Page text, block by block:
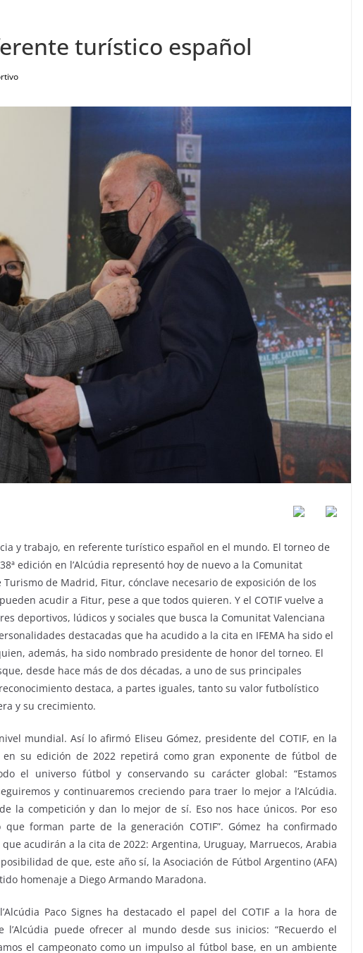
turístico español
y trabajo, en referente turístico español en el mundo. El torneo de
edición en l’Alcúdia representó hoy de nuevo a la Comunitat
de Madrid, Fitur, cónclave necesario de exposición de los
acudir a Fitur, pese a que todos quieren. Y el COTIF vuelve a
deportivos, lúdicos y sociales que busca la Comunitat Valenciana
destacadas que ha acudido a la cita en IFEMA ha sido el
además, ha sido nombrado presidente de honor del torneo. El
desde hace más de dos décadas, a uno de sus principales
destaca, a partes iguales, tanto su valor futbolístico
y su crecimiento.
mundial. Así lo afirmó Eliseu Gómez, presidente del COTIF, en la
su edición de 2022 repetirá como gran exponente de fútbol de
el universo fútbol y conservando su carácter global: “Estamos
y continuaremos creciendo para traer lo mejor a l’Alcúdia.
la competición y dan lo mejor de sí. Eso nos hace únicos. Por eso
forman parte de la generación COTIF”. Gómez ha confirmado
acudirán a la cita de 2022: Argentina, Uruguay, Marruecos, Arabia
de que, este año sí, la Asociación de Fútbol Argentino (AFA)
homenaje a Diego Armando Maradona.
Paco Signes ha destacado el papel del COTIF a la hora de
puede ofrecer al mundo desde sus inicios: “Recuerdo el
el campeonato como un impulso al fútbol base, en un ambiente